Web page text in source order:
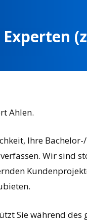
Experten
Ahlen.
Ihre
Wir sind
Sie während des